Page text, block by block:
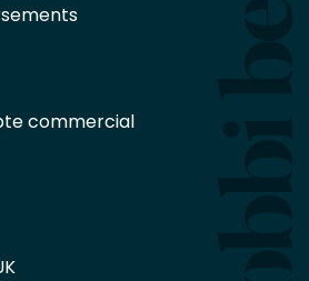
commercial